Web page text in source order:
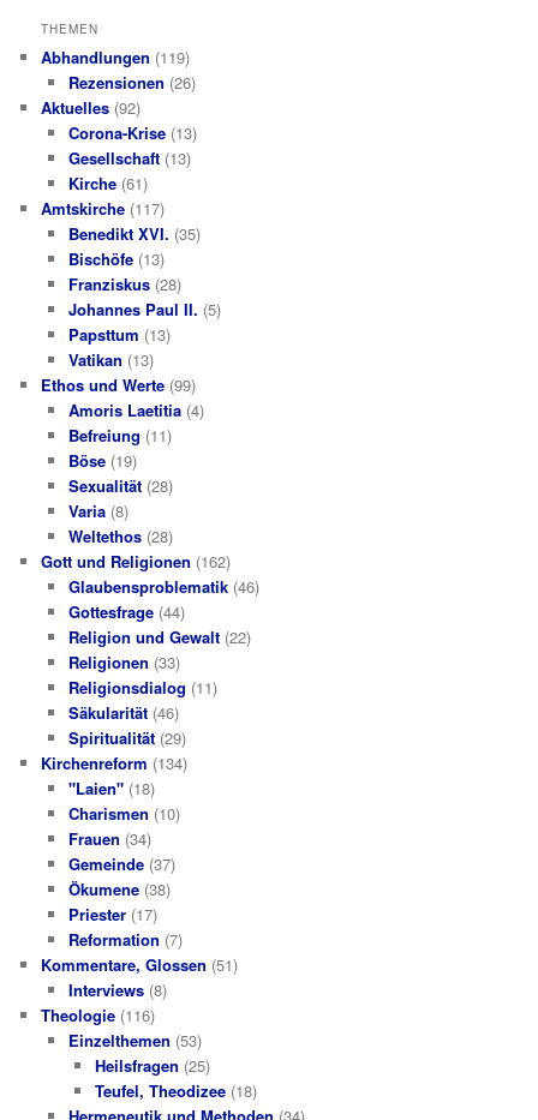
THEMEN
Abhandlungen (119)
Rezensionen (26)
Aktuelles (92)
Corona-Krise(13)
Gesellschaft(13)
Kirche(61)
Amtskirche (117)
Benedikt XVI. (35)
Bischöfe(13)
Franziskus(28)
Johannes Paul II. (5)
Papsttum (13)
Vatikan (13)
Ethos und Werte (99)
Amoris Laetitia(4)
Befreiung (11)
Böse(19)
Sexualität(28)
Varia(8)
Weltethos(28)
Gott und Religionen (162)
Glaubensproblematik(46)
Gottesfrage(44)
Religion und Gewalt(22)
Religionen (33)
Religionsdialog (11)
Säkularität(46)
Spiritualität(29)
Kirchenreform (134)
"Laien"(18)
Charismen (10)
Frauen (34)
Gemeinde(37)
Ökumene(38)
Priester(17)
Reformation (7)
Kommentare, Glossen (51)
Interviews(8)
Theologie (116)
Einzelthemen (53)
Heilsfragen (25)
Teufel, Theodizee (18)